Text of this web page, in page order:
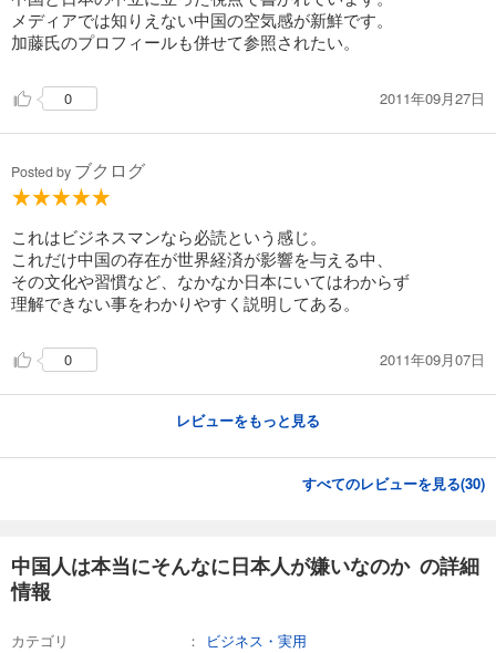
メディアでは知りえない中国の空気感が新鮮です。
加藤氏のプロフィールも併せて参照されたい。
0 2011年09月27日
Posted by ブクログ
これはビジネスマンなら必読という感じ。
これだけ中国の存在が世界経済が影響を与える中、
その文化や習慣など、なかなか日本にいてはわからず
理解できない事をわかりやすく説明してある。
0 2011年09月07日
レビューをもっと見る
すべてのレビューを見る(30)
中国人は本当にそんなに日本人が嫌いなのか の詳細
情報
カテゴリ
ビジネス・実用